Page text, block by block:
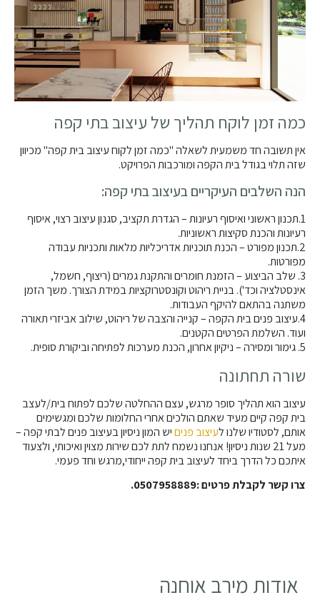
כמה זמן לוקח תהליך של עיצוב בתי קפה
אין תשובה חד משמעית לשאלה "כמה זמן לקוח עיצוב בית קפה" מכיוון
שזה תלוי בגודל בית הקפה ומורכבות הפרויקט.
הנה השלבים העיקריים בעיצוב בתי קפה:
1.תכנון ראשוני ואיסוף רעיונות – הגדרת תקציב, סגנון עיצוב רצוי, איסוף
רעיונות והכנת סקיצות ראשוניות.
2.תכנון מפורט – הכנת תוכניות אדריכליות מלאות ותכניות עבודה
מפורטות.
3. שלב הביצוע – הזמנת חומרים והתקנת גמרים (ריצוף, חשמל,
אינסטלציה וכד'). בניית ריהוט וקונסטרוקציות במידת הצורך. משך הזמן
משתנה בהתאם להיקף העבודות.
4.עיצוב פנים בית הקפה – קנייה והצבה של ריהוט, שילוב אביזרי תאורה
ועוד. השלמת הפרטים הקטנים.
5. גימור ומסירה – ניקיון אחרון, הכנת מערכות לפתיחה וביקורת סופית.
שורה תחתונה
עיצוב הוא תהליך סופר מרגש, עצם ההחלטה שלכם לפתוח בית/לעצב
בית קפה קיים מעיד שאתם הולכים אחרי החלומות שלכם ומגשימים
אותם, לסטודיו שלנו לעיצוב פניםיש המון ניסיון בעיצוב פנים לבתי קפה –
מעל 21 שנות ניסיון! אנחנו נשמח לתת לכם שירות מצוין ואיכותי, ולצעוד
איתכם כל הדרך ביחד לעיצוב בית קפה ייחודי,מרגש וחד פעמי.
צרו קשר לקבלת פרטים :0507958889.
אודות מירב אוחנה